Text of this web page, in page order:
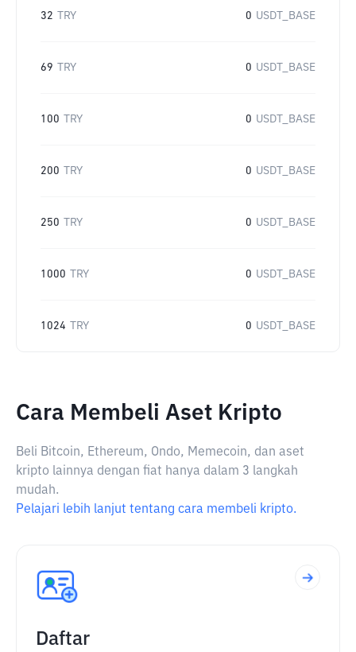
32 TRY 0 USDT_BASE
69 TRY 0 USDT_BASE
100 TRY 0 USDT_BASE
200 TRY 0 USDT_BASE
250 TRY 0 USDT_BASE
1000 TRY 0 USDT_BASE
1024 TRY 0 USDT_BASE
Cara Membeli Aset Kripto
Beli Bitcoin, Ethereum, Ondo, Memecoin, dan aset
kripto lainnya dengan fiat hanya dalam 3 langkah
mudah.
Pelajari lebih lanjut tentang cara membeli kripto.
Daftar